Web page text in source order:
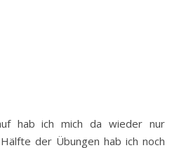
hab ich mich da wieder nur
der Übungen hab ich noch